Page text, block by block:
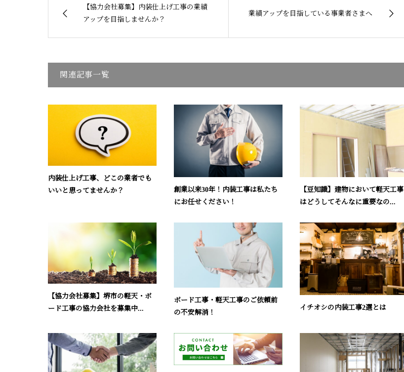
【協力会社募集】内装仕上げ工事の業績
アップを目指しませんか？
業績アップを目指している事業者さまへ
関連記事一覧
内装仕上げ工事、どこの業者でも
いいと思ってませんか？
創業以来30年！内装工事は私たち
にお任せください！
【豆知識】建物において軽天工事
はどうしてそんなに重要なの...
【協力会社募集】堺市の軽天・ボ
ード工事の協力会社を募集中...
ボード工事・軽天工事のご依頼前
の不安解消！
イチオシの内装工事2選とは